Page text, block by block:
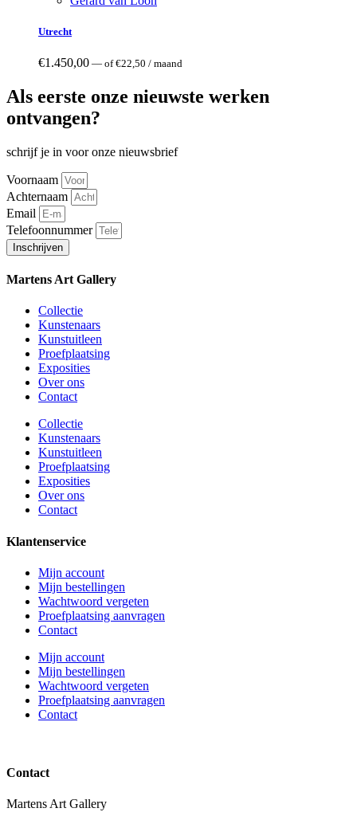
Utrecht
€1.450,00 — of€22,50 / maand
Als eerste onze nieuwste werken
ontvangen?
schrijf je in voor onze nieuwsbrief
Voornaam
Achternaam
Email
Telefoonnummer
Inschrijven
Martens Art Gallery
Collectie
Kunstenaars
Kunstuitleen
Proefplaatsing
Exposities
Over ons
Contact
Collectie
Kunstenaars
Kunstuitleen
Proefplaatsing
Exposities
Over ons
Contact
Klantenservice
Mijn account
Mijn bestellingen
Wachtwoord vergeten
Proefplaatsing aanvragen
Contact
Mijn account
Mijn bestellingen
Wachtwoord vergeten
Proefplaatsing aanvragen
Contact
Contact
Martens Art Gallery